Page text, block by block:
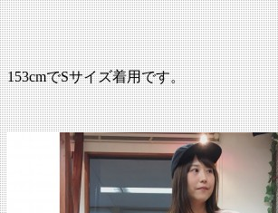
153cmでSサイズ着用です。